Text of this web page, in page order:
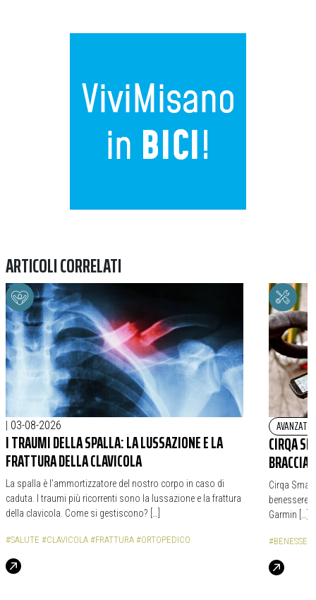
ARTICOLI CORRELATI
| 03-08-2026
I TRAUMI DELLA SPALLA: LA LUSSAZIONE E LA
FRATTURA DELLA CLAVICOLA
La spalla è l’ammortizzatore del nostro corpo in caso di
caduta. I traumi più ricorrenti sono la lussazione e la frattura
della clavicola. Come si gestiscono? […]
#SALUTE #CLAVICOLA #FRATTURA #ORTOPEDICO
AVANZATO
CIRQA
Cirqa
benessere.
Garmin […]